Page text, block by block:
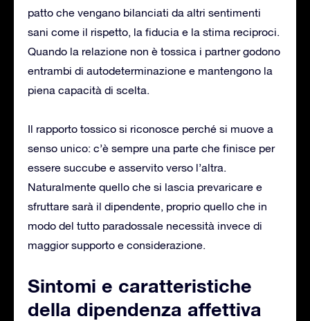
patto che vengano bilanciati da altri sentimenti
sani come il rispetto, la fiducia e la stima reciproci.
Quando la relazione non è tossica i partner godono
entrambi di autodeterminazione e mantengono la
piena capacità di scelta.
Il rapporto tossico si riconosce perché si muove a
senso unico: c’è sempre una parte che finisce per
essere succube e asservito verso l’altra.
Naturalmente quello che si lascia prevaricare e
sfruttare sarà il dipendente, proprio quello che in
modo del tutto paradossale necessità invece di
maggior supporto e considerazione.
Sintomi e caratteristiche
della dipendenza affettiva